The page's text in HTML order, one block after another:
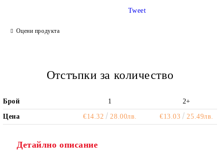
Оцени продукта
Tweet
Отстъпки за количество
Брой 1 2+
Цена €14.32 28.00лв. €13.03 25.49лв.
Детайлно описание